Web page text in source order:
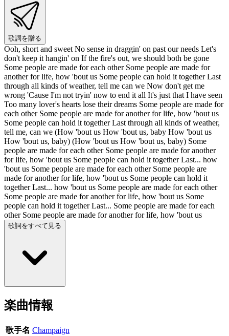
歌詞を贈る
Ooh, short and sweet No sense in draggin' on past our needs Let's
don't keep it hangin' on If the fire's out, we should both be gone
Some people are made for each other Some people are made for
another for life, how 'bout us Some people can hold it together Last
through all kinds of weather, tell me can we Now don't get me
wrong 'Cause I'm not tryin' now to end it all It's just that I have seen
Too many lover's hearts lose their dreams Some people are made for
each other Some people are made for another for life, how 'bout us
Some people can hold it together Last through all kinds of weather,
tell me, can we (How 'bout us How 'bout us, baby How 'bout us
How 'bout us, baby) (How 'bout us How 'bout us, baby) Some
people are made for each other Some people are made for another
for life, how 'bout us Some people can hold it together Last... how
'bout us Some people are made for each other Some people are
made for another for life, how 'bout us Some people can hold it
together Last... how 'bout us Some people are made for each other
Some people are made for another for life, how 'bout us Some
people can hold it together Last... Some people are made for each
other Some people are made for another for life, how 'bout us
歌詞をすべて見る
楽曲情報
歌手名 Champaign